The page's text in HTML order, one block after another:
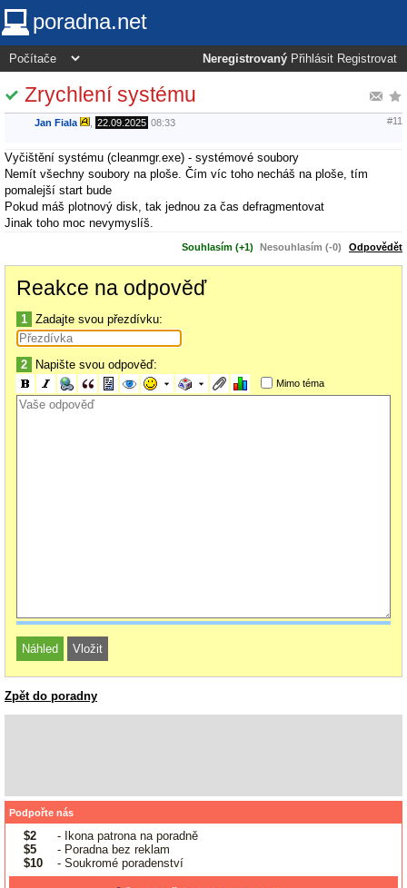
poradna.net
Neregistrovaný Přihlásit Registrovat
Zrychlení systému
Jan Fiala 22.09.2025 08:33 #11
Vyčištění systému (cleanmgr.exe) - systémové soubory
Nemít všechny soubory na ploše. Čím víc toho necháš na ploše, tím
pomalejší start bude
Pokud máš plotnový disk, tak jednou za čas defragmentovat
Jinak toho moc nevymyslíš.
Souhlasím (+1) Nesouhlasím (-0) Odpovědět
Reakce na odpověď
1 Zadajte svou přezdívku:
2 Napište svou odpověď:
Mimo téma
Zpět do poradny
Podpořte nás
$2
- Ikona patrona na poradně
$5
- Poradna bez reklam
$10
- Soukromé poradenství